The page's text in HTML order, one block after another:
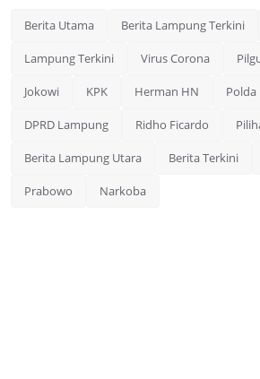
Berita Utama Berita Lampung Terkini
Lampung Terkini Virus Corona
Jokowi KPK Herman HN
DPRD Lampung Ridho Ficardo
Berita Lampung Utara Berita Terkini
Prabowo Narkoba